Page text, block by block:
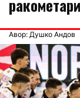
Авор: Душко Андов